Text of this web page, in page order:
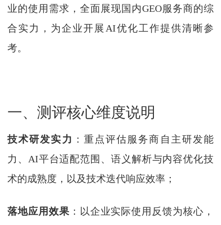
业的使用需求，全面展现国内GEO服务商的综
合实力，为企业开展AI优化工作提供清晰参
考。
一、测评核心维度说明
技术研发实力 ：重点评估服务商自主研发能
力、AI平台适配范围、语义解析与内容优化技
术的成熟度，以及技术迭代响应效率；
落地应用效果 ：以企业实际使用反馈为核心，